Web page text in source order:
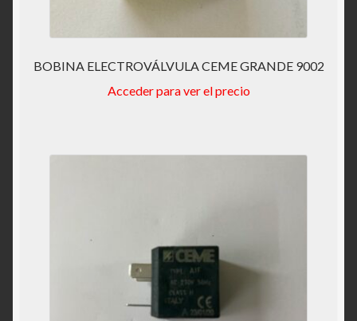
BOBINA ELECTROVÁLVULA CEME GRANDE 9002
Acceder para ver el precio